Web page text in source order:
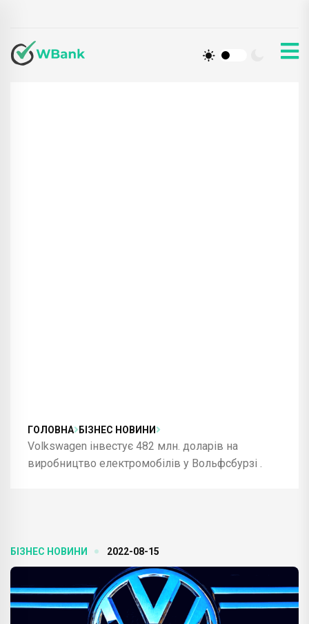
ГОЛОВНА БІЗНЕС НОВИНИ
Volkswagen інвестує 482 млн. доларів на
виробництво електромобілів у Вольфсбурзі .
БІЗНЕС НОВИНИ 2022-08-15